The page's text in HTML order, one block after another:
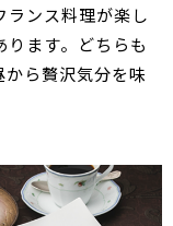
ランス料理が楽し
ます。どちらも
ら贅沢気分を味